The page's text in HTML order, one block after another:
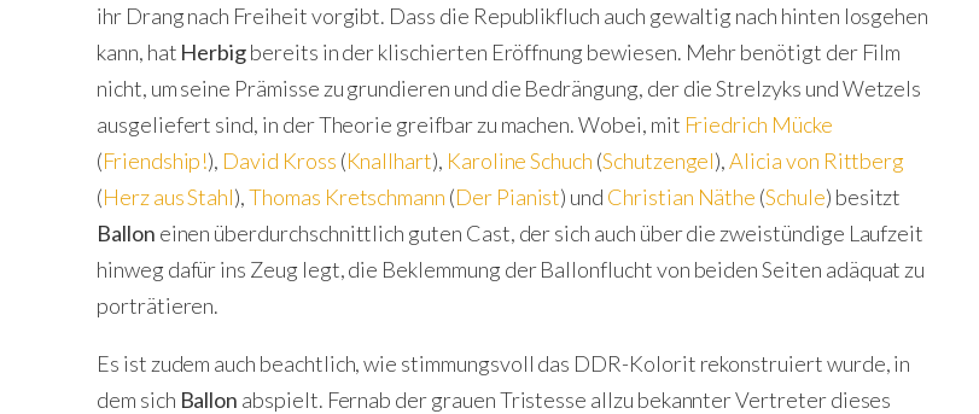
ihr Drang nach Freiheit vorgibt. Dass die Republikfluch auch gewaltig nach hinten losgehen
kann, hat Herbigbereits in der klischierten Eröffnung bewiesen. Mehr benötigt der Film
nicht, um seine Prämisse zu grundieren und die Bedrängung, der die Strelzyks und Wetzels
ausgeliefert sind, in der Theorie greifbar zu machen. Wobei, mit Friedrich Mücke
(Friendship!), David Kross (Knallhart), Karoline Schuch (Schutzengel),Alicia von Rittberg
(Herz aus Stahl),Thomas Kretschmann (Der Pianist) und Christian Näthe (Schule) besitzt
Ballon einen überdurchschnittlich guten Cast, der sich auch über die zweistündige Laufzeit
hinweg dafür ins Zeug legt, die Beklemmung der Ballonflucht von beiden Seiten adäquat zu
porträtieren.
Es ist zudem auch beachtlich, wie stimmungsvoll das DDR-Kolorit rekonstruiert wurde, in
dem sich Ballon abspielt. Fernab der grauen Tristesse allzu bekannter Vertreter dieses